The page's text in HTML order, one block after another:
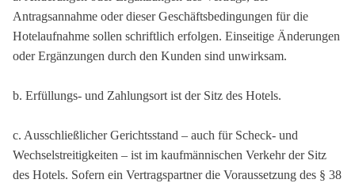
Antragsannahme oder dieser Geschäftsbedingungen für die
Hotelaufnahme sollen schriftlich erfolgen. Einseitige Änderungen
oder Ergänzungen durch den Kunden sind unwirksam.
b. Erfüllungs- und Zahlungsort ist der Sitz des Hotels.
c. Ausschließlicher Gerichtsstand – auch für Scheck- und
Wechselstreitigkeiten – ist im kaufmännischen Verkehr der Sitz
des Hotels. Sofern ein Vertragspartner die Voraussetzung des § 38